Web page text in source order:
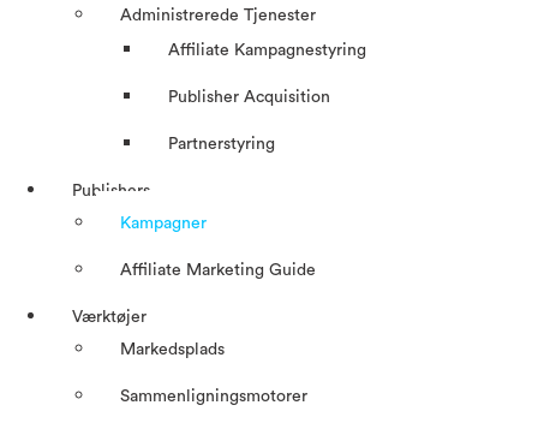
Administrerede Tjenester
Affiliate Kampagnestyring
Publisher Acquisition
Partnerstyring
Publishers
Kampagner
Affiliate Marketing Guide
Værktøjer
Markedsplads
Sammenligningsmotorer